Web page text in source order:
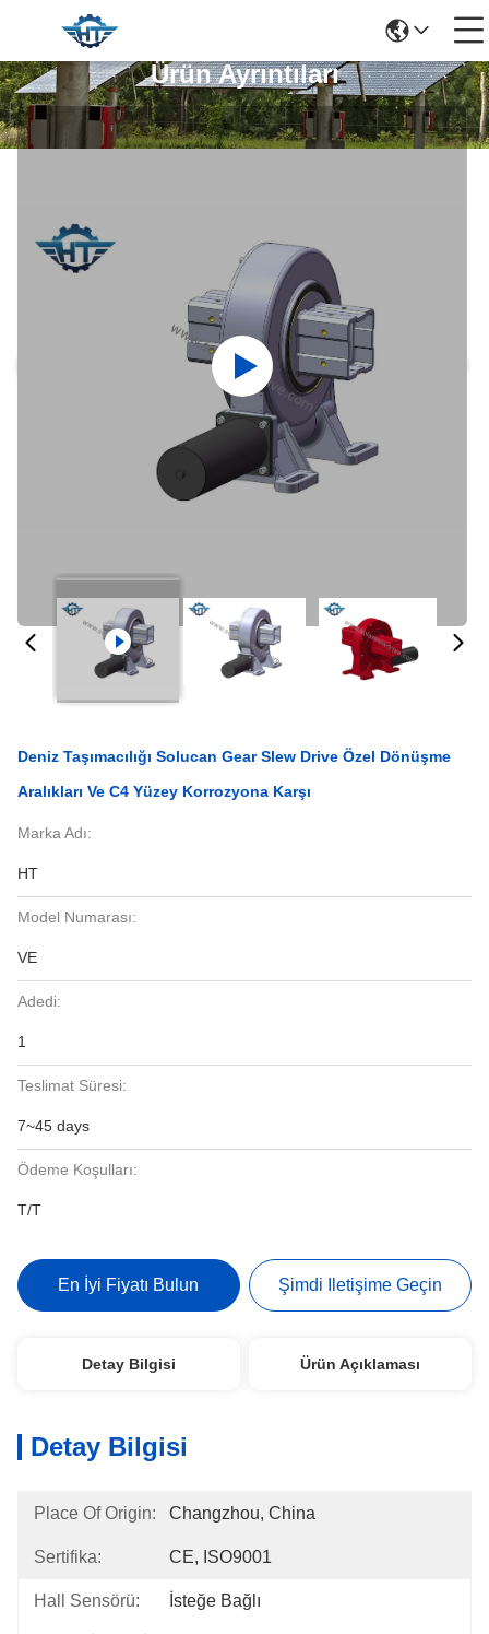
Ürün Ayrıntıları
Deniz Taşımacılığı Solucan Gear Slew Drive Özel Dönüşme
Aralıkları Ve C4 Yüzey Korrozyona Karşı
Marka Adı:
HT
Model Numarası:
VE
Adedi:
1
Teslimat Süresi:
7~45 days
Ödeme Koşulları:
T/T
En İyi Fiyatı Bulun Şimdi Iletişime Geçin
Detay Bilgisi Ürün Açıklaması
Detay Bilgisi
Place Of Origin: Changzhou, China
Sertifika: CE, ISO9001
Hall Sensörü: İsteğe Bağlı